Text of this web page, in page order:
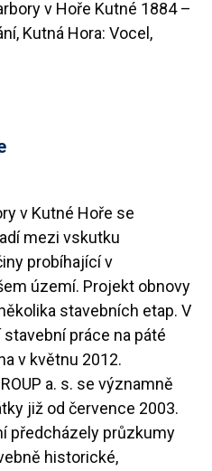
v Hoře Kutné 1884 –
Kutná Hora: Vocel,
v Kutné Hoře se
mezi vskutku
probíhající v
území. Projekt obnovy
stavebních etap. V
práce na páté
v květnu 2012.
a. s. se významně
již od července 2003.
předcházely průzkumy
historické,